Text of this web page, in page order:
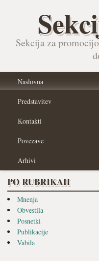
Sekcija za
Naslovna
Predstavitev
Kontakti
Povezave
Arhivi
PO RUBRIKAH
Mnenja
Obvestila
Posnetki
Publikacije
Vabila